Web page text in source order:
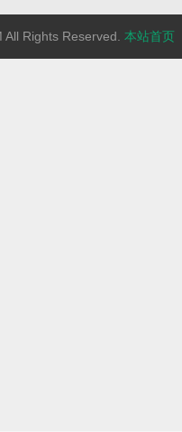
Rights Reserved. 本站首页